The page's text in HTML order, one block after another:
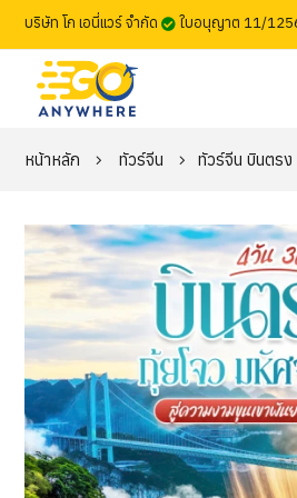
บริษัท โก เอนี่แวร์ จำกัด ใบอนุญาต 11/
หน้าหลัก ทัวร์จีน ทัวร์จีน บินตร